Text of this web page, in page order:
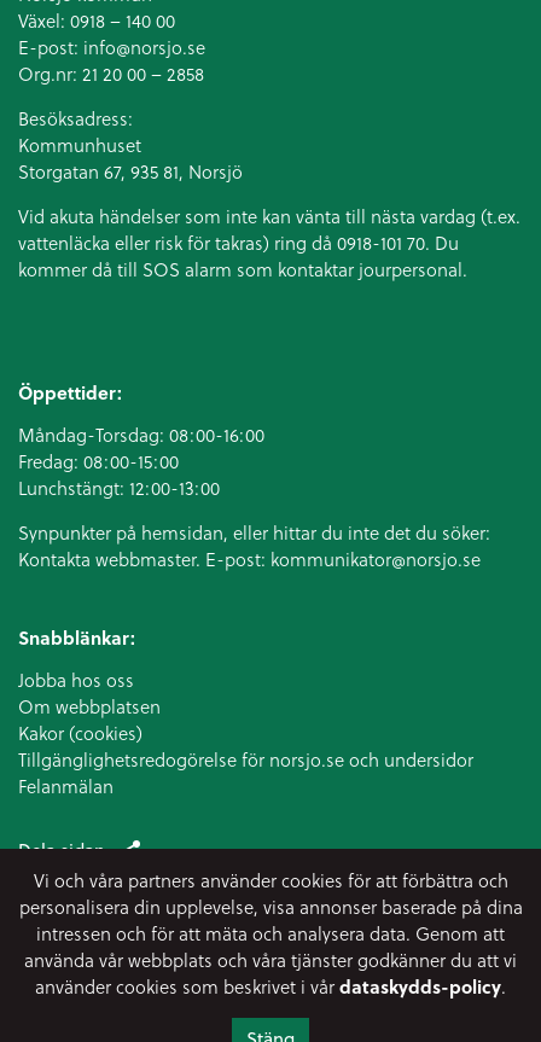
Växel: 0918 – 140 00
E-post: info@norsjo.se
Org.nr: 21 20 00 – 2858
Besöksadress:
Kommunhuset
Storgatan 67, 935 81, Norsjö
Vid akuta händelser som inte kan vänta till nästa vardag (t.ex.
vattenläcka eller risk för takras) ring då 0918-101 70. Du
kommer då till SOS alarm som kontaktar jourpersonal.
Öppettider:
Måndag-Torsdag: 08:00-16:00
Fredag: 08:00-15:00
Lunchstängt: 12:00-13:00
Synpunkter på hemsidan, eller hittar du inte det du söker:
Kontakta webbmaster. E-post: kommunikator@norsjo.se
Snabblänkar:
Jobba hos oss
Om webbplatsen
Kakor (cookies)
Tillgänglighetsredogörelse för norsjo.se och undersidor
Felanmälan
Dela sidan
Vi och våra partners använder cookies för att förbättra och
personalisera din upplevelse, visa annonser baserade på dina
intressen och för att mäta och analysera data. Genom att
använda vår webbplats och våra tjänster godkänner du att vi
använder cookies som beskrivet i vårdataskydds-policy.